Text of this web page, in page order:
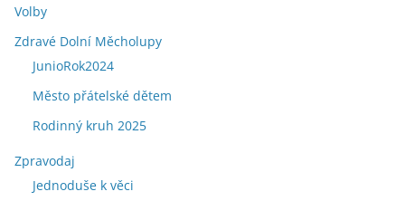
Volby
Zdravé Dolní Měcholupy
JunioRok2024
Město přátelské dětem
Rodinný kruh 2025
Zpravodaj
Jednoduše k věci